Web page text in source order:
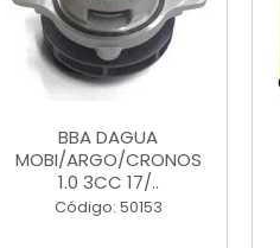
BBA DAGUA
MOBI/ARGO/CRONOS
1.0 3CC 17/..
Código: 50153